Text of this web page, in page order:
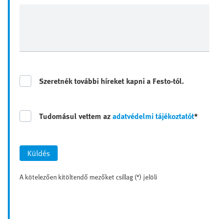
Szeretnék további híreket kapni a Festo-tól.
Tudomásul vettem azadatvédelmi tájékoztatót*
Küldés
A kötelezően kitöltendő mezőket csillag (*) jelöli